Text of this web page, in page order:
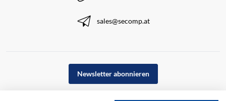
sales@secomp.at
Newsletter abonnieren